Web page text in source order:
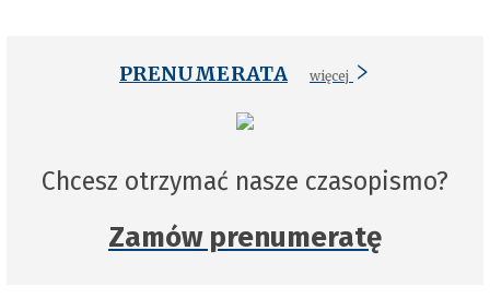
PRENUMERATA więcej
Chcesz otrzymać nasze czasopismo?
Zamów prenumeratę